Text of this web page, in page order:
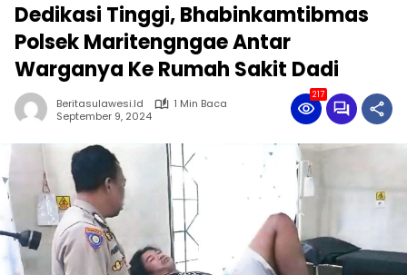
Dedikasi Tinggi, Bhabinkamtibmas
Polsek Maritengngae Antar
Warganya Ke Rumah Sakit Dadi
Beritasulawesi.id
1 Min Baca
September 9, 2024
217